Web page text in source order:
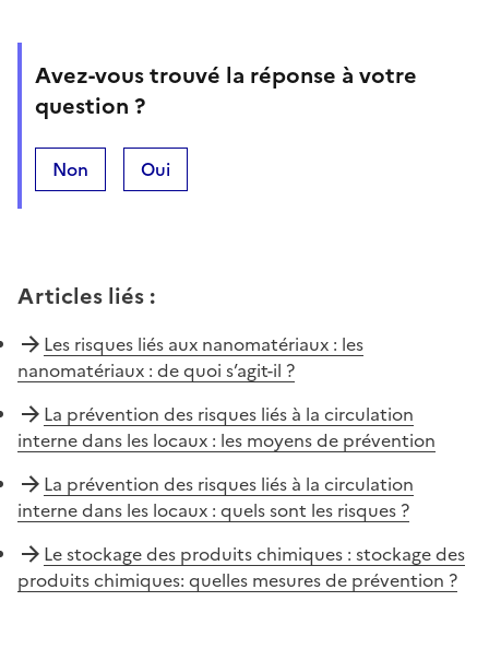
Avez-vous trouvé la réponse à votre
question ?
Non Oui
Articles liés :
Les risques liés aux nanomatériaux : les
nanomatériaux : de quoi s’agit-il ?
La prévention des risques liés à la circulation
interne dans les locaux : les moyens de prévention
La prévention des risques liés à la circulation
interne dans les locaux : quels sont les risques ?
Le stockage des produits chimiques : stockage des
produits chimiques: quelles mesures de prévention ?